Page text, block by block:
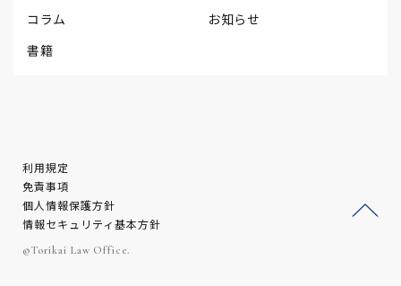
コラム
お知らせ
書籍
利用規定
免責事項
個人情報保護方針
情報セキュリティ基本方針
©Torikai Law Office.